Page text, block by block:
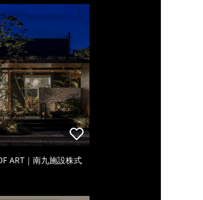
ART｜南九施設株式